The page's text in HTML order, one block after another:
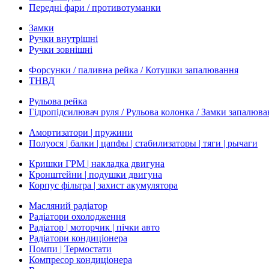
Передні фари / противотуманки
Замки
Ручки внутрішні
Ручки зовнішні
Форсунки / паливна рейка / Котушки запалювання
ТНВД
Рульова рейка
Гідропідсилювач руля / Рульова колонка / Замки
Амортизатори | пружини
Полуося | балки | цапфы | стабилизаторы | тяги | рычаги
Кришки ГРМ | накладка двигуна
Кронштейни | подушки двигуна
Корпус фільтра | захист акумулятора
Масляний радіатор
Радіатори охолодження
Радіатор | моторчик | пічки авто
Радіатори кондиціонера
Помпи | Термостати
Компресор кондиціонера